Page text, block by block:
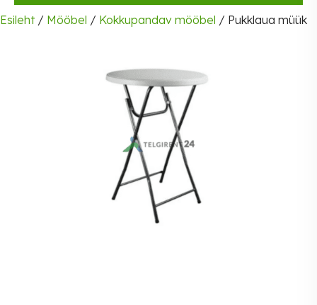
Esileht/ Mööbel / Kokkupandav mööbel / Pukklaua müük